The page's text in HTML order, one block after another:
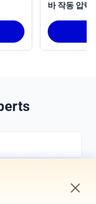
바 작동 압력